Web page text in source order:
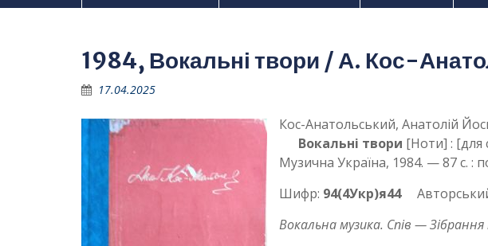
в
1984, Вокальні твори / А. Кос-
17.04.2025
Кос-Анатольський, Анатолій
Вокальні твори [Ноти] : [для
Музична Україна, 1984. — 87 с. :
Шифр: 94(4Укр)я44
Вокальна музика. Спів —